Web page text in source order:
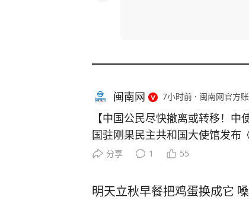
闽南网 7小时前 · 闽南网官方
【中国公民尽快撤离或转移！
国驻刚果民主共和国大使馆发布
026年8月5日）》： 一、近期重
博拉确诊病例3874例、死亡1751
不明武装人员在北基伍省贝尼、
分享 1 55
明天立秋早餐把鸡蛋换成它